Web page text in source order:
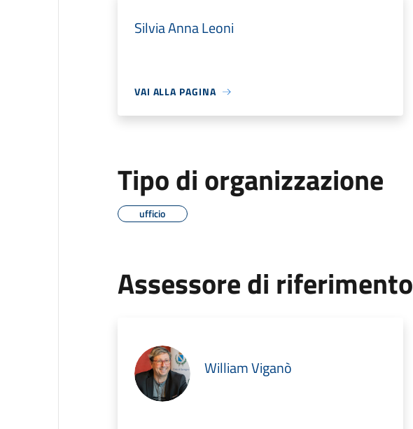
Silvia Anna Leoni
VAI ALLA PAGINA
Tipo di organizzazione
ufficio
Assessore di riferimento
William Viganò